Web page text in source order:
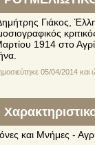
Γιάκος,
1914 στο
05/04/2014 και
και Μνήμες -